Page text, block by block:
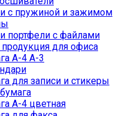
с пружиной и зажимом
портфели с файлами
для офиса
А-4 А-3
для записи и стикеры
А-4 цветная